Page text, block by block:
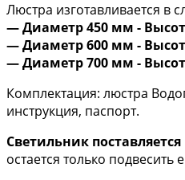
Люстра изготавливается в
— Диаметр 450 мм -
— Диаметр 600 мм -
— Диаметр 700 мм -
Комплектация: люстра
инструкция, паспорт.
Светильник
остается только подвесить